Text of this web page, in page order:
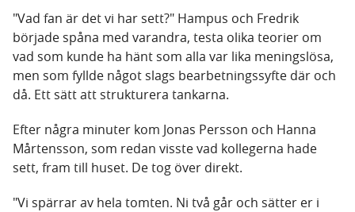
"Vad fan är det vi har sett?" Hampus och Fredrik
började spåna med varandra, testa olika teorier om
vad som kunde ha hänt som alla var lika meningslösa,
men som fyllde något slags bearbetningssyfte där och
då. Ett sätt att strukturera tankarna.
Efter några minuter kom Jonas Persson och Hanna
Mårtensson, som redan visste vad kollegerna hade
sett, fram till huset. De tog över direkt.
"Vi spärrar av hela tomten. Ni två går och sätter er i